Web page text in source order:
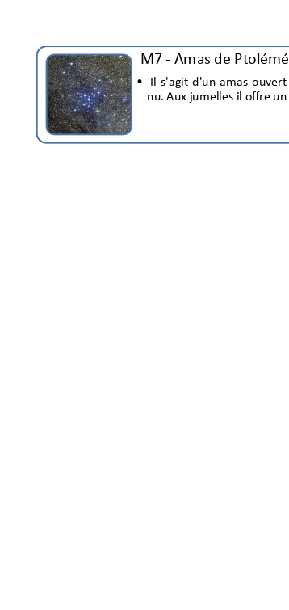
M7 - Amas de Ptolémé
• s'agit d'un amas ouvert
nu. Aux jumelles il offre un